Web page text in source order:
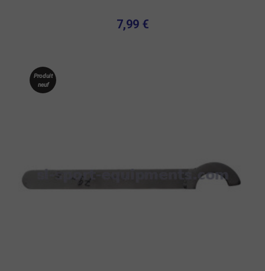
7,99 €
Produit
neuf